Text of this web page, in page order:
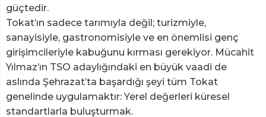
güçtedir.
​Tokat’ın sadece tarımıyla değil; turizmiyle,
sanayisiyle, gastronomisiyle ve en önemlisi genç
girişimcileriyle kabuğunu kırması gerekiyor. Mücahit
Yılmaz’ın TSO adaylığındaki en büyük vaadi de
aslında Şehrazat’ta başardığı şeyi tüm Tokat
genelinde uygulamaktır: Yerel değerleri küresel
standartlarla buluşturmak.